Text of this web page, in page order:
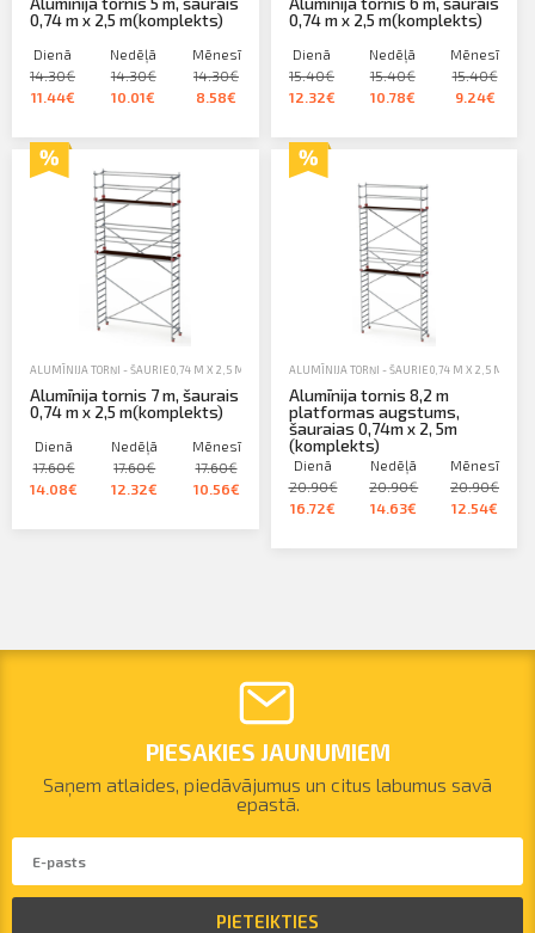
0,74 m x 2,5 m(komplekts)
Dienā
14.30€
11.44€
Nedēļā
14.30€
10.01€
Mēnesī
14.30€
8.58€
0,74 m x 2,5 m(komplekts)
Dienā
15.40€
12.32€
Nedēļā
15.40€
10.78€
Mēnesī
15.40€
9.24€
ALUMĪNIJA TORŅI - ŠAURIE 0,74 M X 2,5 M ALUMĪNIJA TORŅI, TREPES, KASTES UN SASTATNES
Alumīnija tornis 7 m, šaurais
0,74 m x 2,5 m(komplekts)
Dienā
17.60€
14.08€
Nedēļā
17.60€
12.32€
Mēnesī
17.60€
10.56€
ALUMĪNIJA TORŅI - ŠAURIE 0,74 M X 2,5 M
Alumīnija tornis 8,2 m
platformas augstums,
šauraias 0,74m x 2, 5m
(komplekts)
Dienā
20.90€
16.72€
Nedēļā
20.90€
14.63€
Mēnesī
20.90€
12.54€
PIESAKIES JAUNUMIEM
Saņem atlaides, piedāvājumus un citus labumus savā
epastā.
PIETEIKTIES